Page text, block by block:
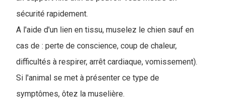
sécurité rapidement.
A l'aide d'un lien en tissu, muselez le chien sauf en
cas de : perte de conscience, coup de chaleur,
difficultés à respirer, arrêt cardiaque, vomissement).
Si l'animal se met à présenter ce type de
symptômes, ôtez la muselière.